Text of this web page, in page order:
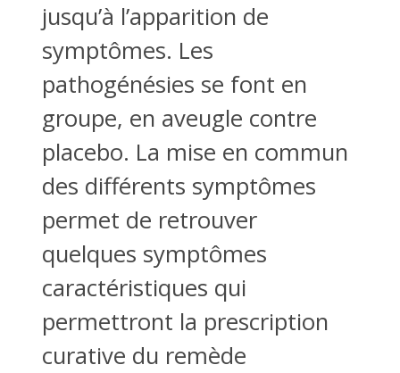
jusqu’à l’apparition de
symptômes. Les
pathogénésies se font en
groupe, en aveugle contre
placebo. La mise en commun
des différents symptômes
permet de retrouver
quelques symptômes
caractéristiques qui
permettront la prescription
curative du remède